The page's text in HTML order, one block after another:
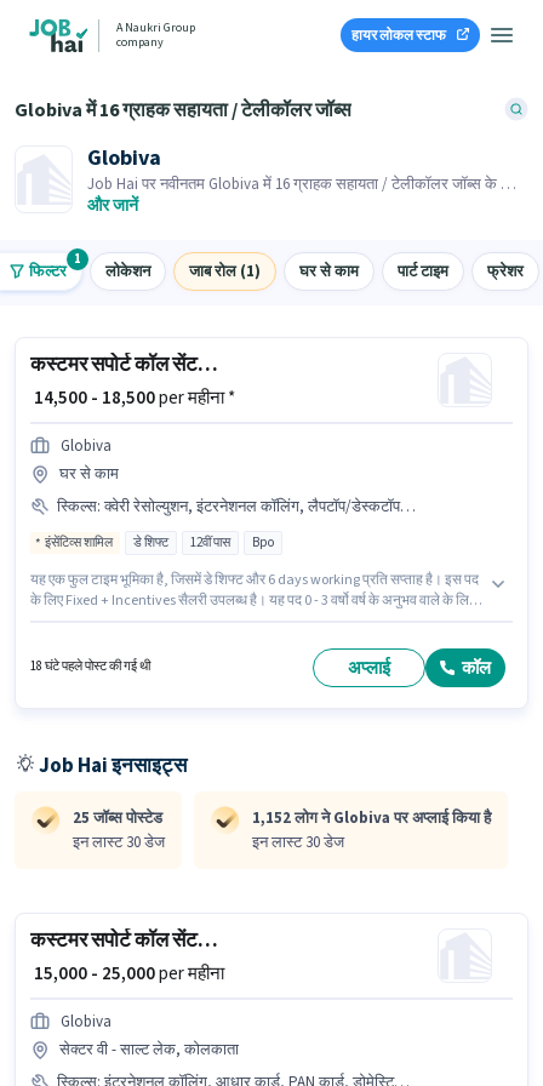
A Naukri Group
company
हायर लोकल स्टाफ
Globiva में 16 ग्राहक सहायता / टेलीकॉलर जॉब्स
Globiva
Job Hai पर नवीनतम Globiva में 16 ग्राहक सहायता / टेलीकॉलर जॉब्स के लिए
आवेदन करें! भर्तीकर्ता के पास आपके क्षेत्र में तत्काल रिक्तियां हैं।
और जानें
फिल्टर
1
लोकेशन जाब रोल (1) घर से काम पार्ट टाइम फ्रेशर
कस्टमर सपोर्ट कॉल सेंटर BPO एग्जीक्यूटिव
₹ 14,500 - 18,500per महीना *
Globiva
घर से काम
स्किल्स: क्वेरी रेसोल्युशन, इंटरनेशनल कॉलिंग, लैपटॉप/डेस्कटॉप, कंप्यूटर नॉलेज, इंटरनेट कनेक्शन
इंसेंटिव्स शामिल डे शिफ्ट 12वीं पास Bpo
यह एक फुल टाइम भूमिका है, जिसमें डे शिफ्ट और 6 days working प्रति सप्ताह है। इस पद
के लिए Fixed + Incentives सैलरी उपलब्ध है। यह पद 0 - 3 वर्षो वर्ष के अनुभव वाले के लिए
अनिवार्य है। इस जॉब के लिए इंटरनेट कनेक्शन, लैपटॉप/डेस्कटॉप का उपलब्ध होना आवश्यक
18 घंटे पहले पोस्ट की गई थी अप्लाई कॉल
Job Hai इनसाइट्स
25 जॉब्स पोस्टेड
इन लास्ट 30 डेज
1,152 लोग ने Globiva पर अप्लाई किया है
इन लास्ट 30 डेज
कस्टमर सपोर्ट कॉल सेंटर एग्जीक्यूटिव
₹ 15,000 - 25,000per महीना
Globiva
सेक्टर वी - साल्ट लेक, कोलकाता